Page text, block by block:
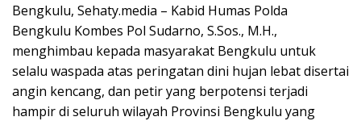
Bengkulu, Sehaty.media – Kabid Humas Polda
Bengkulu Kombes Pol Sudarno, S.Sos., M.H.,
menghimbau kepada masyarakat Bengkulu untuk
selalu waspada atas peringatan dini hujan lebat disertai
angin kencang, dan petir yang berpotensi terjadi
hampir di seluruh wilayah Provinsi Bengkulu yang